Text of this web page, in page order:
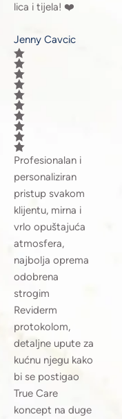
lica i tijela! ❤️
Jenny Cavcic
Profesionalan i
personaliziran
pristup svakom
klijentu, mirna i
vrlo opuštajuća
atmosfera,
najbolja oprema
odobrena
strogim
Reviderm
protokolom,
detaljne upute za
kućnu njegu kako
bi se postigao
True Care
koncept na duge